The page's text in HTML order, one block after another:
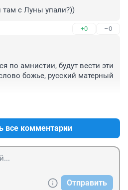
с Луны упали?))
+0 –0
по амнистии, будут вести эти
божье, русский матерный
все комментарии
Отправить